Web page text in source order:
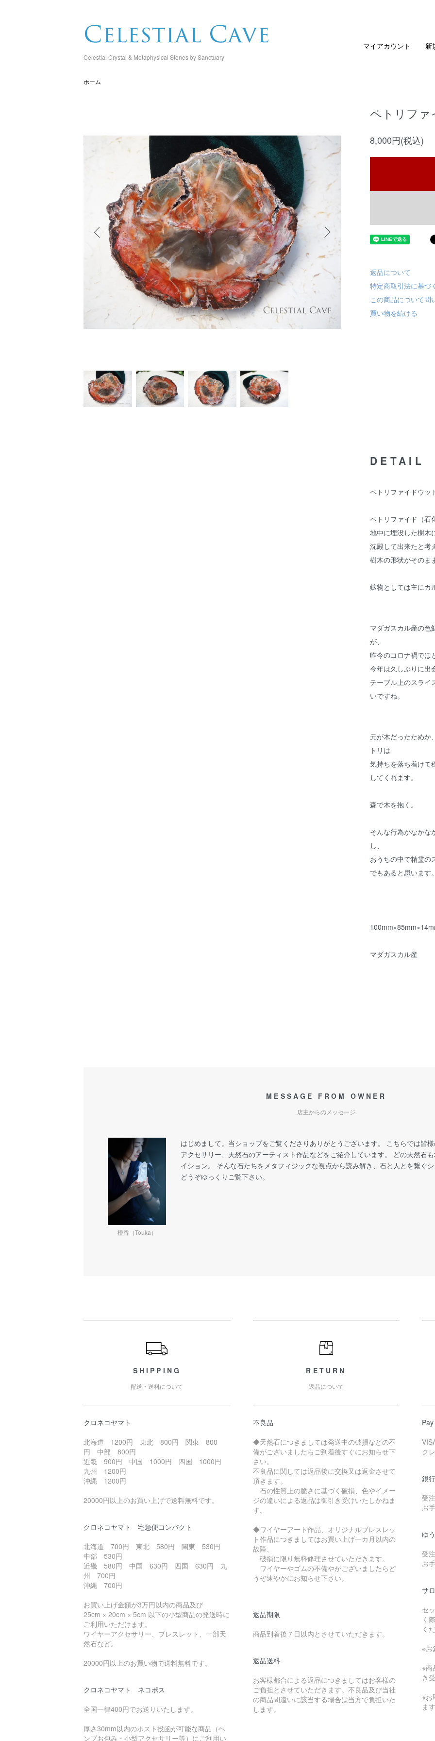
Celestial Crystal & Metaphysical Stones by Sanctuary
マイアカウント 新
ホーム
ペトリファ
8,000円(税込)
返品について
特定商取引法に基づ
この商品について問
買い物を続ける
DETAIL
ペトリファイドウッ
ペトリファイド（石
地中に埋没した樹木
沈殿して出来たと考
樹木の形状がそのま
鉱物としては主にカ
マダガスカル産の色
が、
昨今のコロナ禍でほ
今年は久しぶりに出
テーブル上のスライ
いですね。
元が木だったためか
トリは
気持ちを落ち着けて
してくれます。
森で木を抱く。
そんな行為がなかな
し、
おうちの中で精霊の
でもあると思います。
マダガスカル産
MESSAGE FROM OWNER
店主からのメッセージ
橙香（Touka）
はじめまして。当ショップをご覧くださりありがとうございます。 こちらでは皆
アクセサリー、天然石のアーティスト作品などをご紹介しています。 どの天然石
イション。 そんな石たちをメタフィジックな視点から読み解き、石と人とを繋ぐシ
どうぞゆっくりご覧下さい。
SHIPPING
配送・送料について
クロネコヤマト
北海道 1200円 東北 800円 関東 800
円 中部 800円
近畿 900円 中国 1000円 四国 1000円
九州 1200円
沖縄 1200円
20000円以上のお買い上げで送料無料です。
クロネコヤマト 宅急便コンパクト
北海道 700円 東北 580円 関東 530円
中部 530円
近畿 580円 中国 630円 四国 630円 九
州 700円
沖縄 700円
お買い上げ金額が3万円以内の商品及び
25cm × 20cm × 5cm 以下の小型商品の発送時に
ご利用いただけます。
ワイヤーアクセサリー、ブレスレット、一部天
然石など。
20000円以上のお買い物で送料無料です。
クロネコヤマト ネコポス
全国一律400円でお送りいたします。
厚さ30mm以内のポスト投函が可能な商品（ヘ
ンプお包み・小型アクセサリー等）にご利用い
RETURN
返品について
不良品
◆天然石につきましては発送中の破損などの不
備がございましたらご到着後すぐにお知らせ下
さい。
不良品に関しては返品後に交換又は返金させて
頂きます。
石の性質上の脆さに基づく破損、色やイメー
ジの違いによる返品は御引き受けいたしかねま
す。
◆ワイヤーアート作品、オリジナルブレスレッ
ト作品につきましてはお買い上げ一カ月以内の
故障、
破損に限り無料修理させていただきます。
ワイヤーやゴムの不備やがございましたらど
うぞ速やかにお知らせ下さい。
返品期限
商品到着後７日以内とさせていただきます。
返品送料
お客様都合による返品につきましてはお客様の
ご負担とさせていただきます。不良品及び当社
の商品間違いに該当する場合は当方で負担いた
します。
ク
銀
受
お
ゆ
受
お
サ
セ
く
く
※お
※商
き
※お
ます